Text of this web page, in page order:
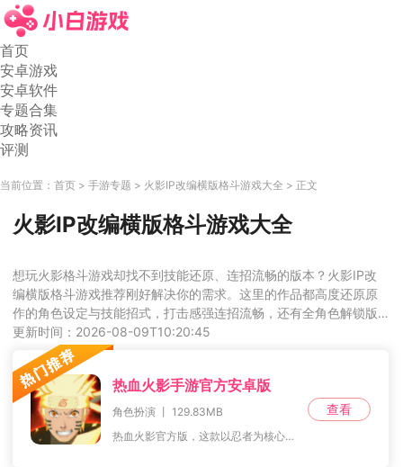
首页
安卓游戏
安卓软件
专题合集
攻略资讯
评测
当前位置： 首页 手游专题 火影IP改编横版格斗游戏大全 正文
火影IP改编横版格斗游戏大全
想玩火影格斗游戏却找不到技能还原、连招流畅的版本？火影IP改
编横版格斗游戏推荐刚好解决你的需求。这里的作品都高度还原原
作的角色设定与技能招式，打击感强连招流畅，还有全角色解锁版
本可以直接体验所有人气忍者，不管是单挑AI还是和好友联机对战
都爽感十足。
更新时间：2026-08-09T10:20:45
热血火影手游官方安卓版
角色扮演 丨 129.83MB
热血火影官方版，这款以忍者为核心的RPG手游，巧妙融合了竞技的激情、策略的深邃与冒险的惊险，为玩家们献上了一场前所未有的热血忍者之旅。在这里，你将有机会扮演心
查看